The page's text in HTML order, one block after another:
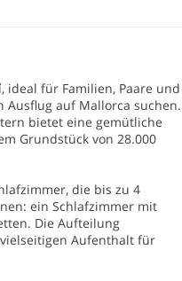
ideal für Familien, Paare und
auf Mallorca suchen.
bietet eine gemütliche
Grundstück von 28.000
die bis zu 4
ein Schlafzimmer mit
Die Aufteilung
Aufenthalt für